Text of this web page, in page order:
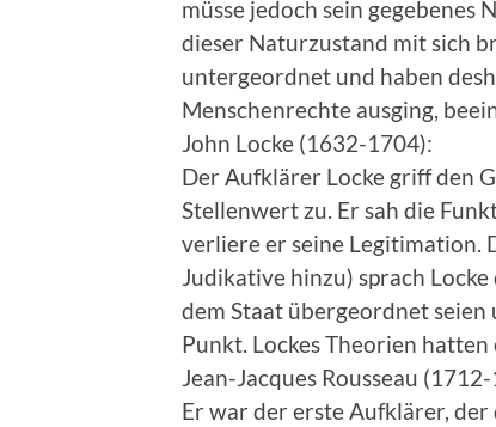
müsse jedoch sein gegebenes
dieser Naturzustand mit sich
untergeordnet und haben
Menschenrechte ausging,
John Locke (1632-1704):
Der Aufklärer Locke griff den
Stellenwert zu. Er sah die
verliere er seine Legitimation.
Judikative hinzu) sprach
dem Staat übergeordnet
Punkt. Lockes Theorien
Jean-Jacques Rousseau
Er war der erste Aufklärer,